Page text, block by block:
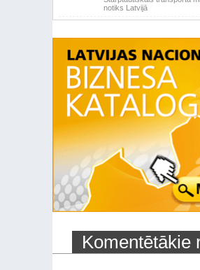
notiks Latvijā
Komentētākie